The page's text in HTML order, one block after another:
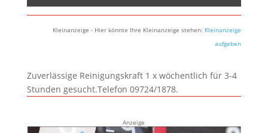
Kleinanzeige - Hier könnte Ihre Kleinanzeige stehen: Kleinanzeige
aufgeben
Zuverlässige Reinigungskraft 1 x wöchentlich für 3-4
Stunden gesucht.Telefon 09724/1878.
Anzeige